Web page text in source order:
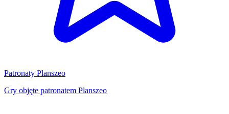
Patronaty Planszeo
Gry objęte patronatem Planszeo